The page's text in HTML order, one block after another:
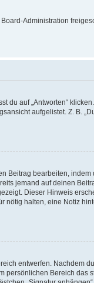
Administration
du auf „Antworten“
aufgelistet. Z. B.
bearbeiten, indem
jemand auf deinen
Dieser Hinweis
nötig halten, eine Notiz
entwerfen. Nachdem
persönlichen Bereich das